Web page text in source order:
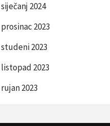
siječanj 2024
prosinac 2023
studeni 2023
listopad 2023
rujan 2023